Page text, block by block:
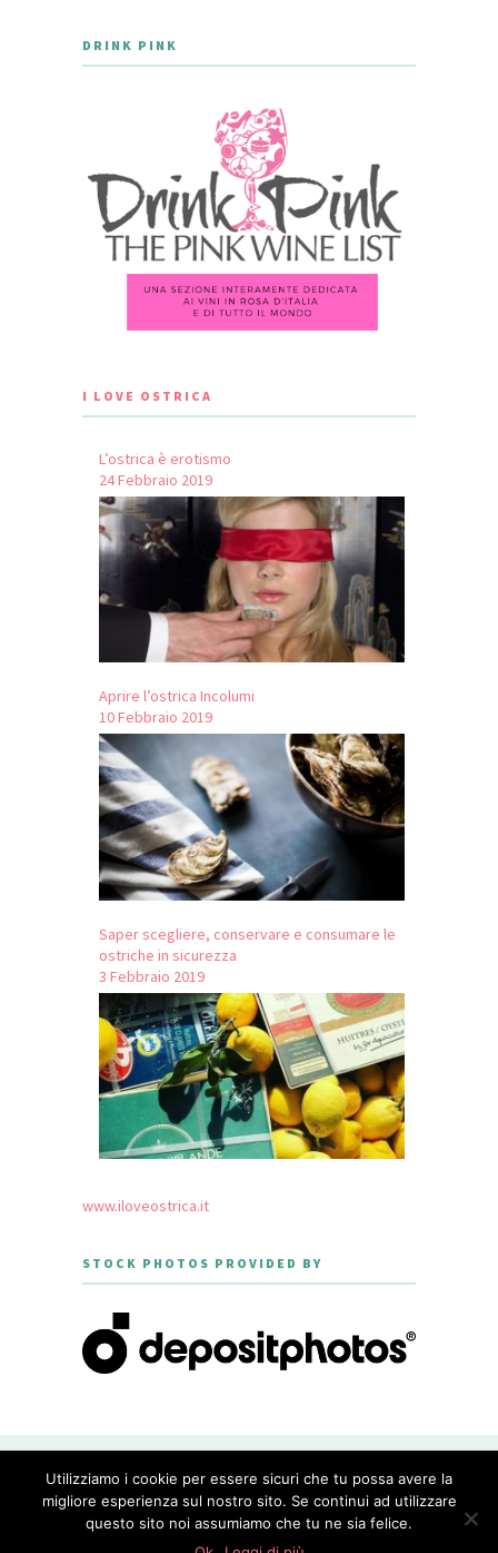
DRINK PINK
I LOVE OSTRICA
L’ostrica è erotismo
24 Febbraio 2019
Aprire l’ostrica Incolumi
10 Febbraio 2019
Saper scegliere, conservare e consumare le
ostriche in sicurezza
3 Febbraio 2019
www.iloveostrica.it
STOCK PHOTOS PROVIDED BY
GOURMET - THEME DESIGNED BY
MERIDIANTHEMES
Utilizziamo i cookie per essere sicuri che tu possa avere la
migliore esperienza sul nostro sito. Se continui ad utilizzare
questo sito noi assumiamo che tu ne sia felice.